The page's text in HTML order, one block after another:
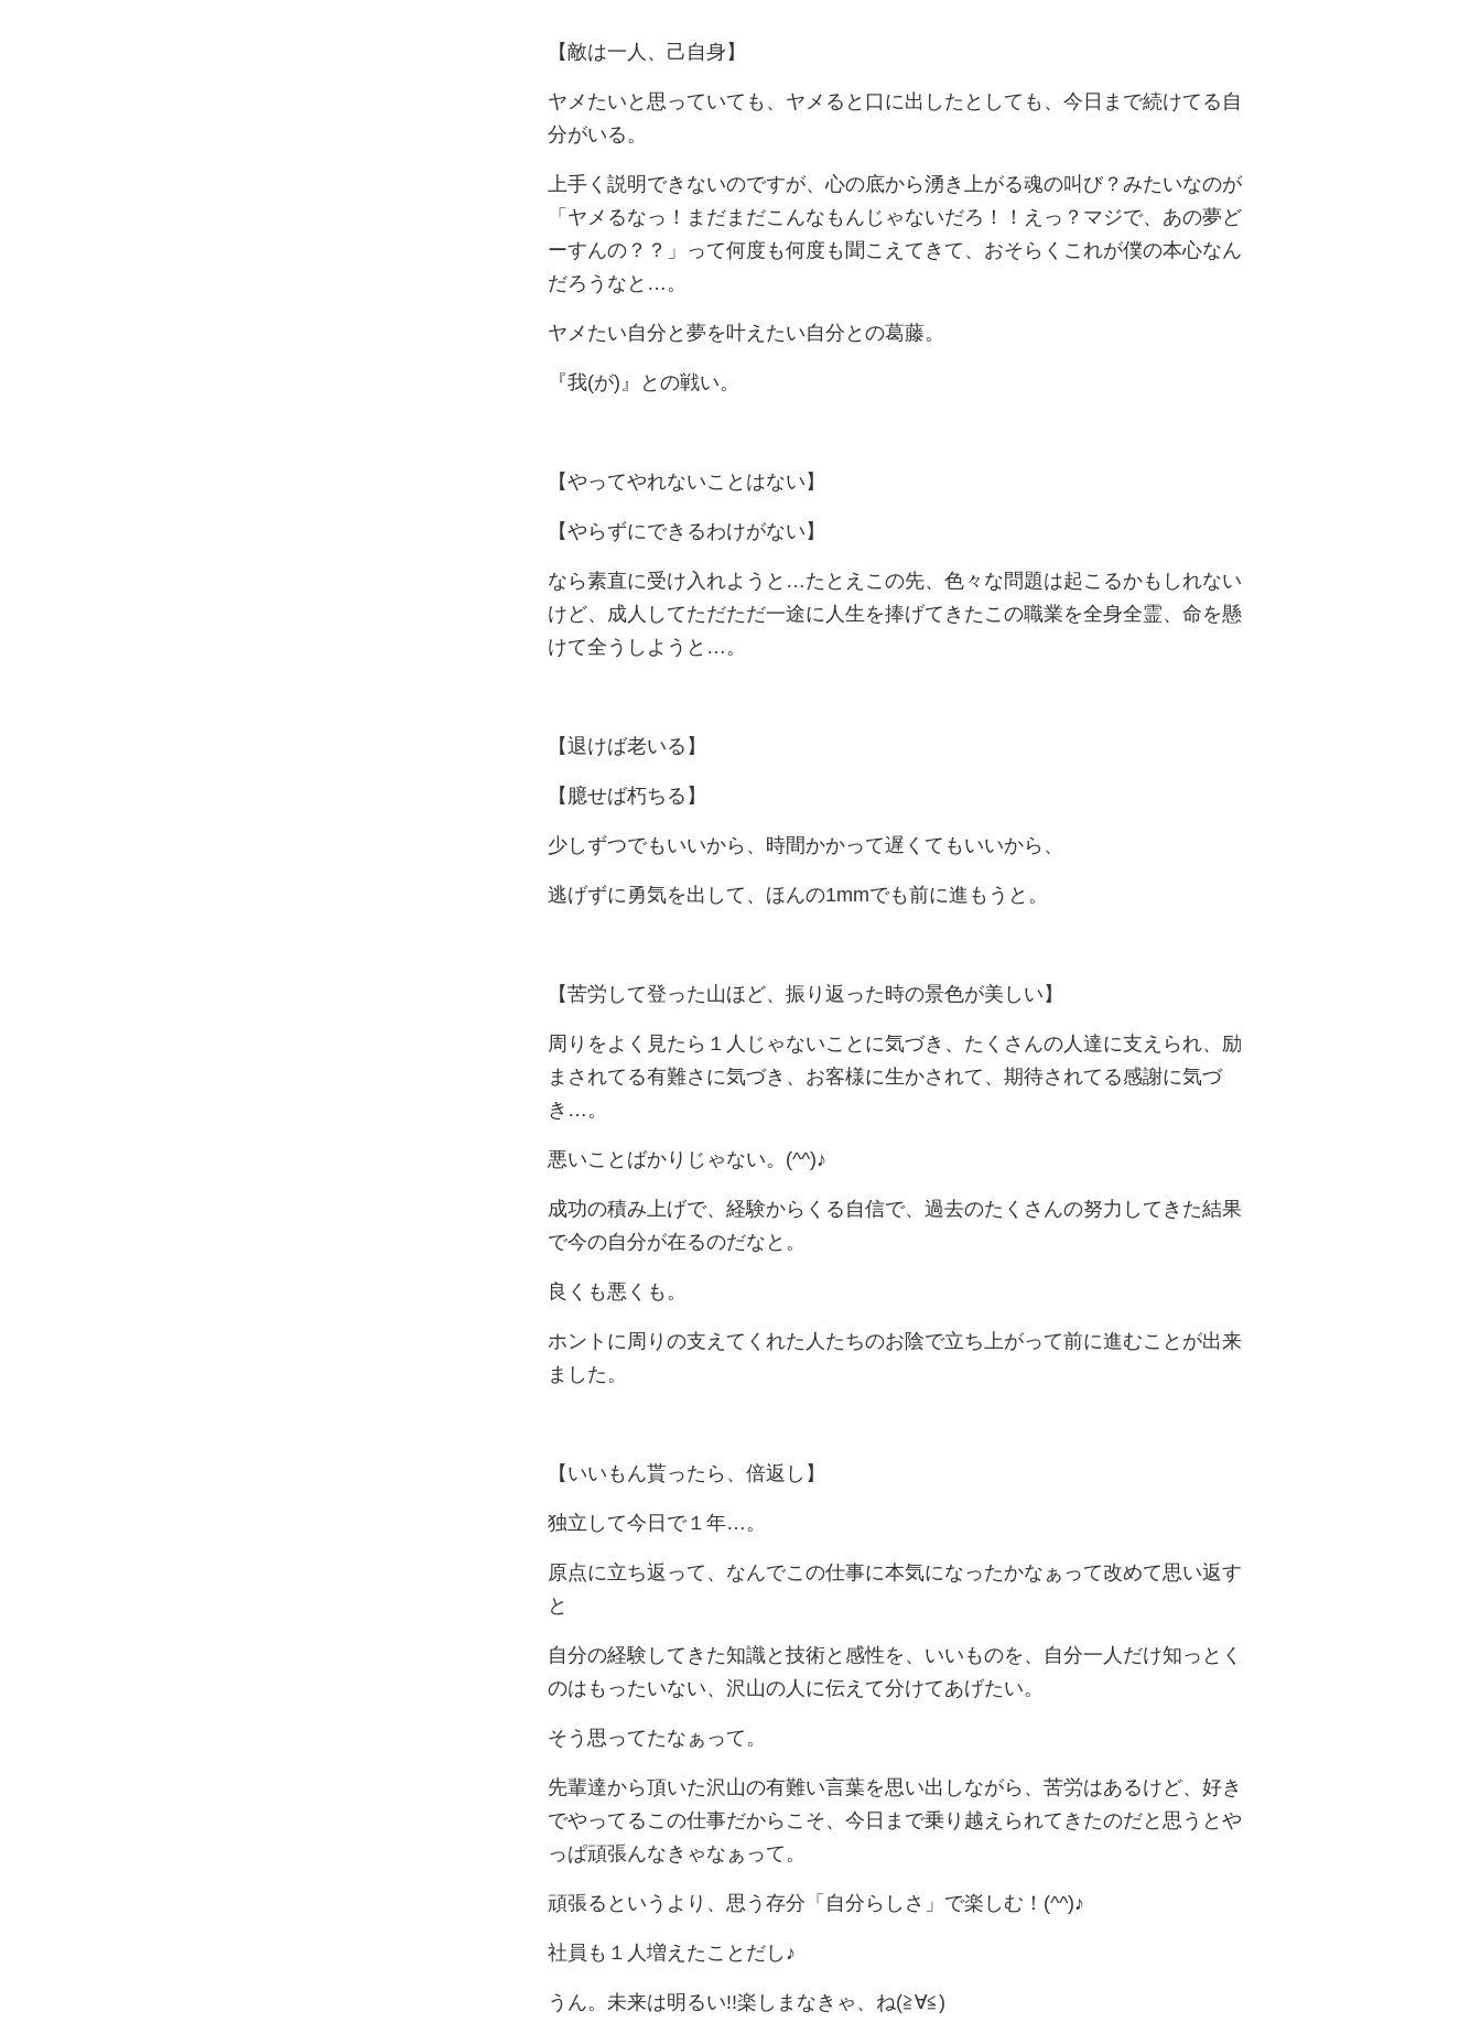
【敵は一人、己自身】
ヤメたいと思っていても、ヤメると口に出したとしても、今日まで続けてる自
分がいる。
上手く説明できないのですが、心の底から湧き上がる魂の叫び？みたいなのが
「ヤメるなっ！まだまだこんなもんじゃないだろ！！えっ？マジで、あの夢ど
ーすんの？？」って何度も何度も聞こえてきて、おそらくこれが僕の本心なん
だろうなと…。
ヤメたい自分と夢を叶えたい自分との葛藤。
『我(が)』との戦い。
【やってやれないことはない】
【やらずにできるわけがない】
なら素直に受け入れようと…たとえこの先、色々な問題は起こるかもしれない
けど、成人してただただ一途に人生を捧げてきたこの職業を全身全霊、命を懸
けて全うしようと…。
【退けば老いる】
【臆せば朽ちる】
少しずつでもいいから、時間かかって遅くてもいいから、
逃げずに勇気を出して、ほんの1mmでも前に進もうと。
【苦労して登った山ほど、振り返った時の景色が美しい】
周りをよく見たら１人じゃないことに気づき、たくさんの人達に支えられ、励
まされてる有難さに気づき、お客様に生かされて、期待されてる感謝に気づ
き…。
悪いことばかりじゃない。(^^)♪
成功の積み上げで、経験からくる自信で、過去のたくさんの努力してきた結果
で今の自分が在るのだなと。
良くも悪くも。
ホントに周りの支えてくれた人たちのお陰で立ち上がって前に進むことが出来
ました。
【いいもん貰ったら、倍返し】
独立して今日で１年…。
原点に立ち返って、なんでこの仕事に本気になったかなぁって改めて思い返す
と
自分の経験してきた知識と技術と感性を、いいものを、自分一人だけ知っとく
のはもったいない、沢山の人に伝えて分けてあげたい。
そう思ってたなぁって。
先輩達から頂いた沢山の有難い言葉を思い出しながら、苦労はあるけど、好き
でやってるこの仕事だからこそ、今日まで乗り越えられてきたのだと思うとや
っぱ頑張んなきゃなぁって。
頑張るというより、思う存分「自分らしさ」で楽しむ！(^^)♪
社員も１人増えたことだし♪
うん。未来は明るい!!楽しまなきゃ、ね(≧∀≦)